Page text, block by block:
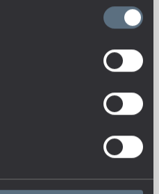
de indicadores e